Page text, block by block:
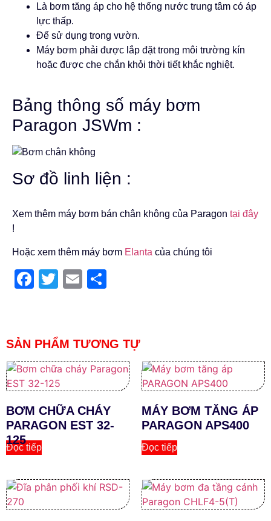
Là bơm tăng áp cho hệ thống nước trung tâm có áp
lực thấp.
Để sử dụng trong vườn.
Máy bơm phải được lắp đặt trong môi trường kín
hoặc được che chắn khỏi thời tiết khắc nghiệt.
Bảng thông số máy bơm
Paragon JSWm :
Sơ đồ linh liện :
Xem thêm máy bơm bán chân không của Paragon tại đây
!
Hoặc xem thêm máy bơm Elanta của chúng tôi
Facebook
Twitter
Email
SẢN PHẨM TƯƠNG TỰ
BƠM CHỮA CHÁY
PARAGON EST 32-
125
Đọc tiếp
MÁY BƠM TĂNG ÁP
PARAGON APS400
Đọc tiếp